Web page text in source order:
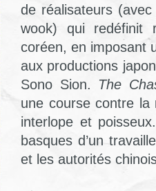
de réalisateurs
wook) qui redéfinit
coréen, en imposant
aux productions
Sono Sion. The
une course contre
interlope et poisseux.
basques d’un
et les autorités